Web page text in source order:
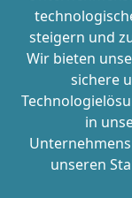
steigern und
Wir bieten
sichere
in
unseren